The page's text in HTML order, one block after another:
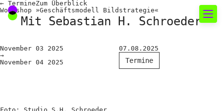
Neues rund um die
Fotografie
← TermineZum Überblick
Workshop »Geschäftsmodell Bildstrategie«
Mit Sebastian H. Schroeder
November 03
2025
→
November 04 2025
07.08.2025
Termine